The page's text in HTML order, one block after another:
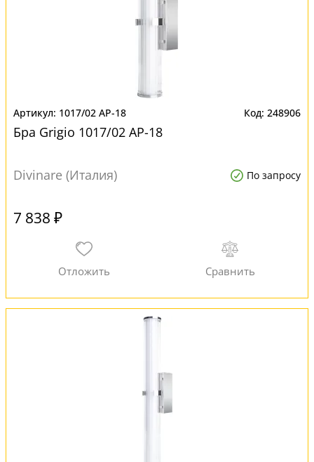
1017/02 AP-18 248906
Бра Grigio 1017/02 AP-18
Divinare (Италия) По запросу
7 838 ₽